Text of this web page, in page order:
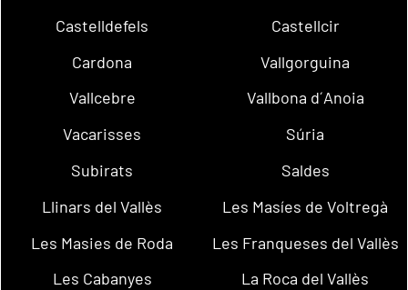
Castelldefels
Castellcir
Cardona
Vallgorguina
Vallcebre
Vallbona d´Anoia
Vacarisses
Súria
Subirats
Saldes
Llinars del Vallès
Les Masíes de Voltregà
Les Masies de Roda
Les Franqueses del Vallès
Les Cabanyes
La Roca del Vallès